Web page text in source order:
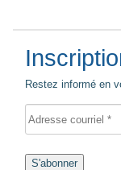
Restez informé en
S'abonner